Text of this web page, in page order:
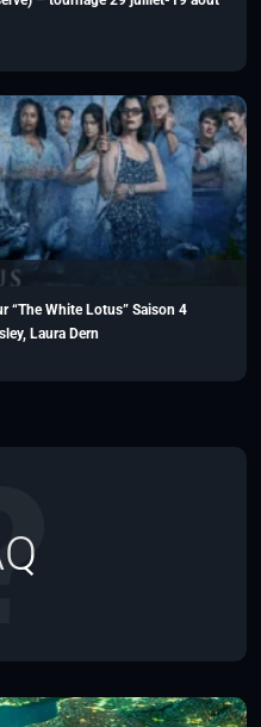
“The White Lotus” Saison 4
Laura Dern